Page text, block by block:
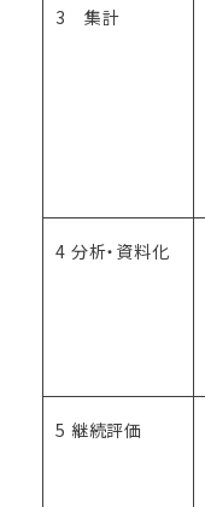
3 集計
4 分析・資料化
5 継続評価